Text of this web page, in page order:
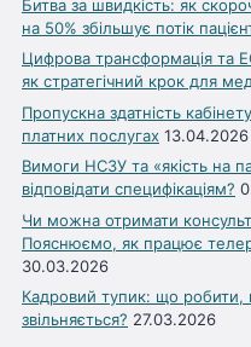
Битва за швидкість: як
на 50% збільшує потік
Цифрова трансформація та
як стратегічний крок для
Пропускна здатність
платних послугах 13.04.2026
Вимоги НСЗУ та «якість на
відповідати специфікаціям?
Чи можна отримати
Пояснюємо, як працює
30.03.2026
Кадровий тупик: що
звільняється? 27.03.2026